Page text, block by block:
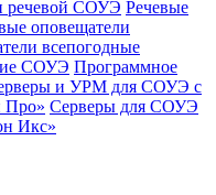
речевой СОУЭ Речевые
оповещатели
всепогодные
СОУЭ Программное
и УРМ для СОУЭ с
Про» Серверы для СОУЭ
Икс»